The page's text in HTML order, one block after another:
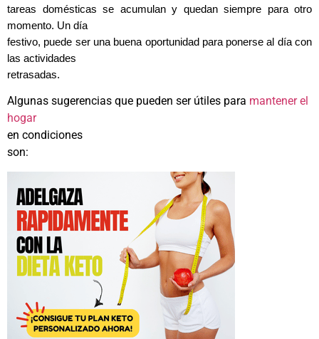
tareas domésticas se acumulan y quedan siempre para otro
momento. Un día
festivo, puede ser una buena oportunidad para ponerse al día con
las actividades
retrasadas.
Algunas sugerencias que pueden ser útiles para mantener el
hogar
en condiciones
son: